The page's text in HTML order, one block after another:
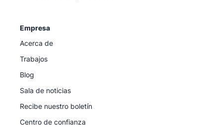
Empresa
Acerca de
Trabajos
Blog
Sala de noticias
Recibe nuestro boletín
Centro de confianza